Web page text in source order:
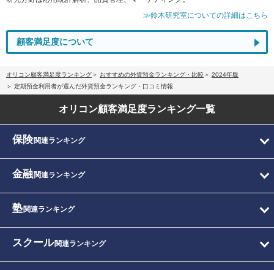
≫鈴木研究室についての詳細はこちら
顧客満足度について
オリコン顧客満足度ランキング おすすめの外貨預金ランキング・比較
2024年版
定期預金利用者が選んだ外貨預金ランキング・口コミ情報
オリコン顧客満足度ランキング一覧
保険関連ランキング
金融関連ランキング
塾関連ランキング
スクール関連ランキング